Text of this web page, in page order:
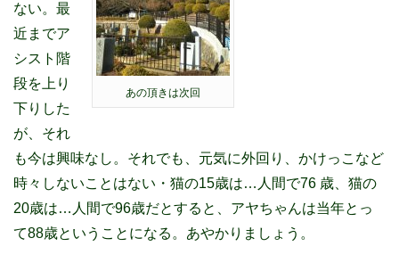
あの頂きは次回
ない。最
近までア
シスト階
段を上り
下りした
が、それ
も今は興味なし。それでも、元気に外回り、かけっこなど
時々しないことはない・猫の15歳は…人間で76 歳、猫の
20歳は…人間で96歳だとすると、アヤちゃんは当年とっ
て88歳ということになる。あやかりましょう。